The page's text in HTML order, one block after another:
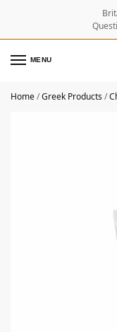
MENU
Home/Greek Products/